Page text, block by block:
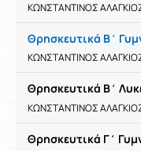
ΚΩΝΣΤΑΝΤΙΝΟΣ
Θρησκευτικά Β΄
ΚΩΝΣΤΑΝΤΙΝΟΣ
Θρησκευτικά Β΄
ΚΩΝΣΤΑΝΤΙΝΟΣ
Θρησκευτικά Γ΄